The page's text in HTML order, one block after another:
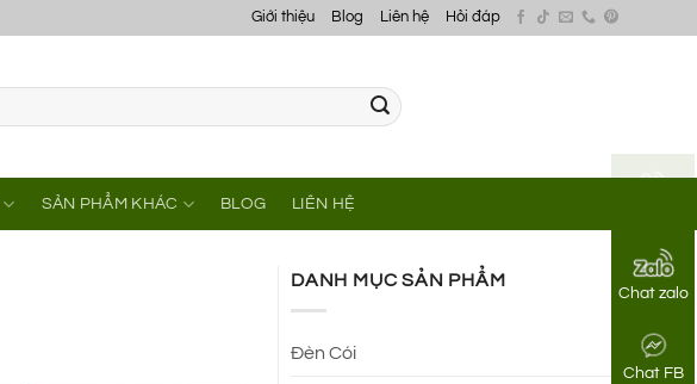
Chat zalo
Chat FB
Giới thiệu Blog Liên hệ Hỏi đáp
SẢN PHẨM KHÁC BLOG LIÊN HỆ
DANH MỤC SẢN PHẨM
Đèn Cói